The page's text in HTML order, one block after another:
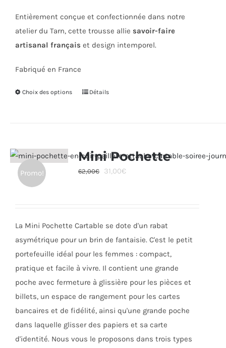
Entièrement conçue et confectionnée dans notre
atelier du Tarn, cette trousse allie savoir-faire
artisanal français et design intemporel.
Fabriqué en France
Choix des options
Ce
variations.
Les
choisies
sur
page
Détails
Promo!
Mini Pochette
62,00€
Le
62,00€.
31,00€Le
31,00€.
La Mini Pochette Cartable se dote d'un rabat
asymétrique pour un brin de fantaisie. C'est le petit
portefeuille idéal pour les femmes : compact,
pratique et facile à vivre. Il contient une grande
poche avec fermeture à glissière pour les pièces et
billets, un espace de rangement pour les cartes
bancaires et de fidélité, ainsi qu'une grande poche
dans laquelle glisser des papiers et sa carte
d'identité. Nous vous le proposons dans trois types